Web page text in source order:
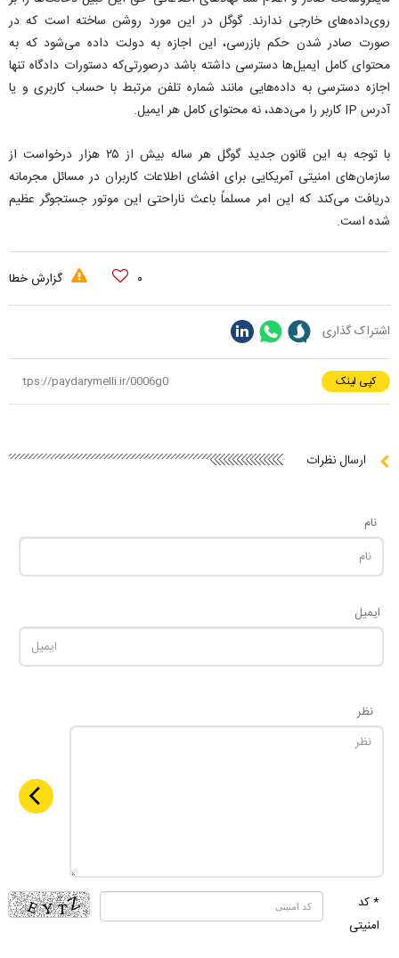
روی‌داده‌های خارجی ندارند. گوگل در این مورد روشن ساخته است که در
صورت صادر شدن حکم بازرسی، این اجازه به دولت داده می‌شود که به
محتوای کامل ایمیل‌ها دسترسی داشته باشد درصورتی‌که دستورات دادگاه تنها
اجازه دسترسی به داده‌هایی مانند شماره تلفن مرتبط با حساب کاربری و یا
آدرس IP کاربر را می‌دهد، نه محتوای کامل هر ایمیل.
با توجه به این قانون جدید گوگل هر ساله بیش از ۲۵ هزار درخواست از
سازمان‌های امنیتی آمریکایی برای افشای اطلاعات کاربران در مسائل مجرمانه
دریافت می‌کند که این امر مسلماً باعث ناراحتی این موتور جستجوگر عظیم
شده است.
۰ گزارش خطا
اشتراک گذاری
کپی لینک
ارسال نظرات
نام
ایمیل
نظر
* کد
امنیتی